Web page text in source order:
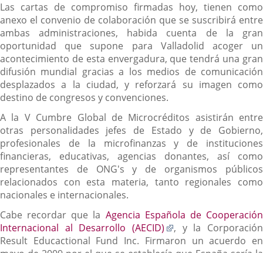
externa.
Las cartas de compromiso firmadas hoy, tienen como
anexo el convenio de colaboración que se suscribirá entre
ambas administraciones, habida cuenta de la gran
oportunidad que supone para Valladolid acoger un
acontecimiento de esta envergadura, que tendrá una gran
difusión mundial gracias a los medios de comunicación
desplazados a la ciudad, y reforzará su imagen como
destino de congresos y convenciones.
A la V Cumbre Global de Microcréditos asistirán entre
otras personalidades jefes de Estado y de Gobierno,
profesionales de la microfinanzas y de instituciones
financieras, educativas, agencias donantes, así como
representantes de ONG's y de organismos públicos
relacionados con esta materia, tanto regionales como
nacionales e internacionales.
Cabe recordar que la Agencia Española de Cooperación
Internacional al Desarrollo (AECID)
Enlace
a
, y la Corporación
Result Educactional Fund Inc. Firmaron un acuerdo en